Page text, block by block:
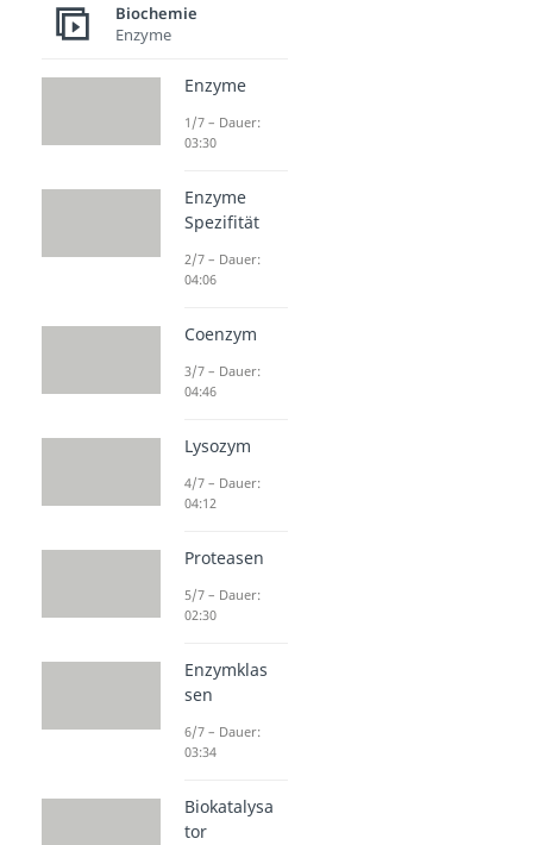
Biochemie
Enzyme
Enzyme
1/7 – Dauer:
03:30
Enzyme
Spezifität
2/7 – Dauer:
04:06
Coenzym
3/7 – Dauer:
04:46
Lysozym
4/7 – Dauer:
04:12
Proteasen
5/7 – Dauer:
02:30
Enzymklas
sen
6/7 – Dauer:
03:34
Biokatalysa
tor